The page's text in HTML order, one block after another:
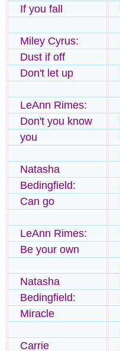
If you fall
Miley Cyrus:
Dust if off
Don't let up
LeAnn Rimes:
Don't you know
you
Natasha
Bedingfield:
Can go
LeAnn Rimes:
Be your own
Natasha
Bedingfield:
Miracle
Carrie